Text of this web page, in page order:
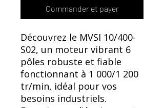
Commander et payer
Découvrez le MVSI 10/400-
S02, un moteur vibrant 6
pôles robuste et fiable
fonctionnant à 1 000/1 200
tr/min, idéal pour vos
besoins industriels.